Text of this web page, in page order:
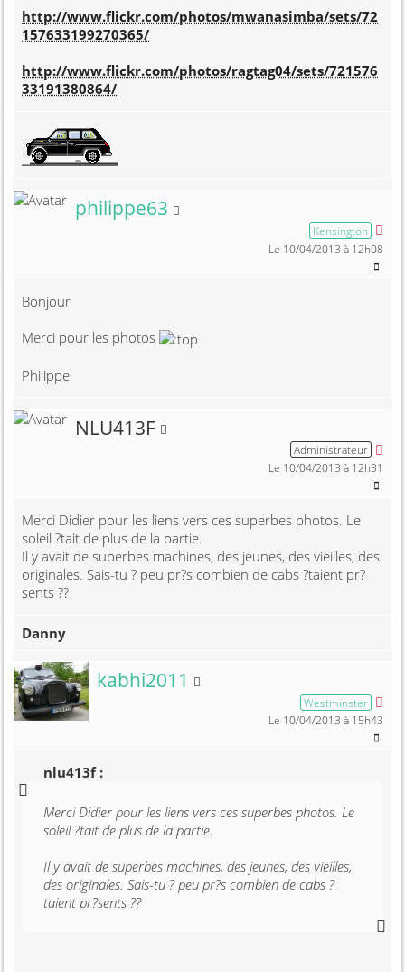
http://www.flickr.com/photos/mwanasimba/sets/72
157633199270365/
http://www.flickr.com/photos/ragtag04/sets/721576
33191380864/
philippe63
Kensington
Le 10/04/2013 à 12h08
Bonjour
Merci pour les photos
Philippe
NLU413F
Administrateur
Le 10/04/2013 à 12h31
Merci Didier pour les liens vers ces superbes photos. Le
soleil ?tait de plus de la partie.
Il y avait de superbes machines, des jeunes, des vieilles, des
originales. Sais-tu ? peu pr?s combien de cabs ?taient pr?
sents ??
Danny
kabhi2011 Membre non connecté
Westminster
Le 10/04/2013 à 15h43
nlu413f :
Merci Didier pour les liens vers ces superbes photos. Le
soleil ?tait de plus de la partie.
Il y avait de superbes machines, des jeunes, des vieilles,
des originales. Sais-tu ? peu pr?s combien de cabs ?
taient pr?sents ??